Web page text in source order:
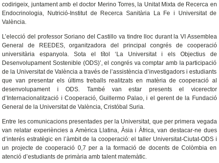
codirigeix, juntament amb el doctor Merino Torres, la Unitat Mixta de Recerca en
Endocrinologia, Nutrició-Institut de Recerca Sanitària La Fe i Universitat de
València.
L’elecció del professor Soriano del Castillo va tindre lloc durant la VI Assemblea
General de REEDES, organitzadora del principal congrés de cooperació
universitària espanyola. Sota el títol ‘La Universitat i els Objectius de
Desenvolupament Sostenible (ODS)’, el congrés va comptar amb la participació
de la Universitat de València a través de l’assistència d’investigadors i estudiants
que van presentar els últims treballs realitzats en matèria de cooperació al
desenvolupament i ODS. També van estar presents el vicerector
d’Internacionalització i Cooperació, Guillermo Palao, i el gerent de la Fundació
General de la Universitat de València, Cristóbal Suria.
Entre les comunicacions presentades per la Universitat, que per primera vegada
van relatar experiències a Amèrica Llatina, Àsia i Àfrica, van destacar-ne dues
d’interés estratègic en l’àmbit de la cooperació: el taller Universitat-Ciutat-ODS i
un projecte de cooperació 0,7 per a la formació de docents de Colòmbia en
atenció d’estudiants de primària amb talent matemàtic.